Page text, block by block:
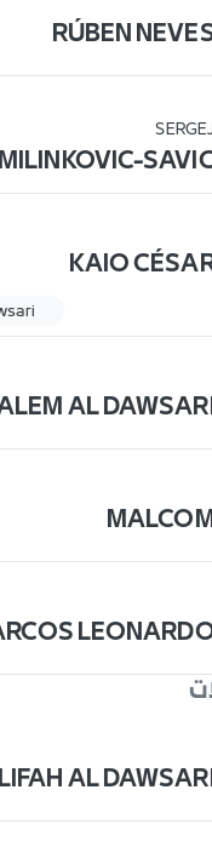
RÚBEN
MILINKOVIC-
KAIO
AL